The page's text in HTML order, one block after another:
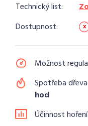
Technický list:
Dostupnost:
Možnost
Spotřeba
hod
Účinnost